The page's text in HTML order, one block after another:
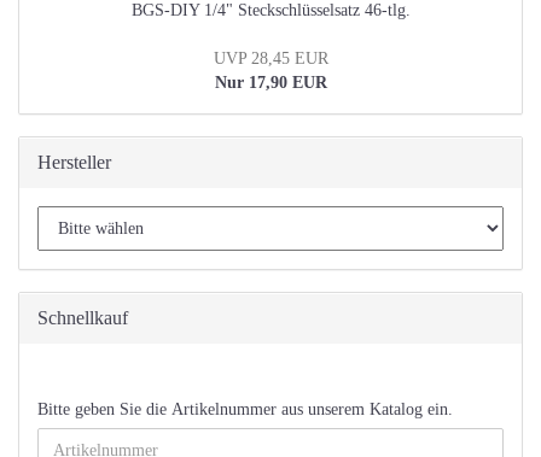
BGS-DIY 1/4" Steckschlüsselsatz 46-tlg.
UVP 28,45 EUR
Nur 17,90 EUR
Hersteller
Schnellkauf
BITTE
GEBEN
Bitte geben Sie die Artikelnummer aus unserem Katalog ein.